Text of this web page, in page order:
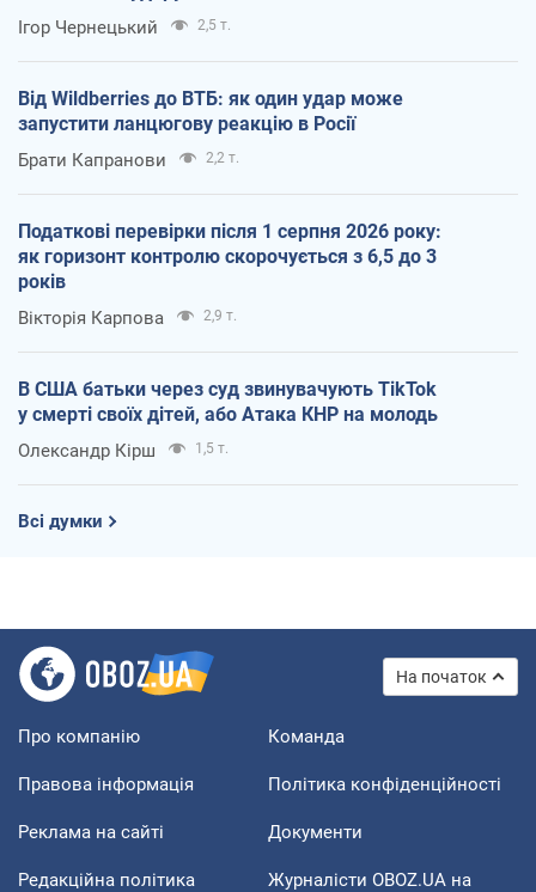
Ігор Чернецький 2,5 т.
Від Wildberries до ВТБ: як один удар може
запустити ланцюгову реакцію в Росії
Брати Капранови 2,2 т.
Податкові перевірки після 1 серпня 2026 року:
як горизонт контролю скорочується з 6,5 до 3
років
Вікторія Карпова 2,9 т.
В США батьки через суд звинувачують TikTok
у смерті своїх дітей, або Атака КНР на молодь
Олександр Кірш 1,5 т.
Всі думки
На початок
Про компанію Команда
Правова інформація Політика конфіденційності
Реклама на сайті Документи
Редакційна політика
Журналісти OBOZ.UA на